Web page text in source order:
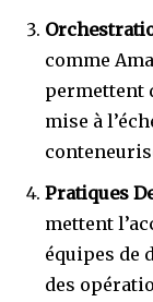
comme
permettent
mise à
Pratiques
mettent
équipes de
des